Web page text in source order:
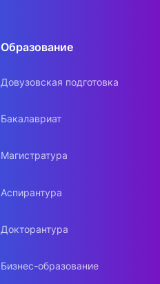
Образование
Довузовская подготовка
Бакалавриат
Магистратура
Аспирантура
Докторантура
Бизнес-образование